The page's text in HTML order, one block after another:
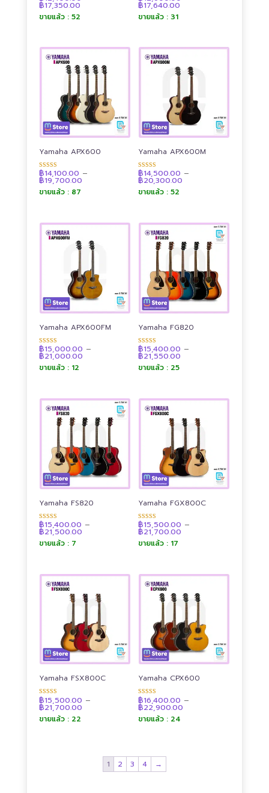
4.87
ตั้งแต่ 1-5
คะแนน
฿17,350.00Price
฿12,400.00
ขายแล้ว : 52
4.87
ตั้งแต่ 1-5
คะแนน
฿17,640.00Price
ขายแล้ว : 31
Yamaha APX600
ให้คะแนน
4.93
ตั้งแต่ 1-5
คะแนน
฿14,100.00 –
฿19,700.00Price
ขายแล้ว : 87
Yamaha APX600M
ให้คะแนน
4.90
ตั้งแต่ 1-5
คะแนน
฿14,500.00 –
฿20,300.00
ขายแล้ว : 52
Yamaha APX600FM
ให้คะแนน
4.91
ตั้งแต่ 1-5
คะแนน
฿15,000.00 –
฿21,000.00Price
ขายแล้ว : 12
Yamaha FG820
ให้คะแนน
4.89
ตั้งแต่ 1-5
คะแนน
฿15,400.00 –
฿21,550.00
ขายแล้ว : 25
Yamaha FS820
ให้คะแนน
4.92
ตั้งแต่ 1-5
คะแนน
฿15,400.00 –
฿21,500.00Price
ขายแล้ว : 7
Yamaha FGX800C
ให้คะแนน
4.90
ตั้งแต่ 1-5
คะแนน
฿15,500.00 –
฿21,700.00
ขายแล้ว : 17
Yamaha FSX800C
ให้คะแนน
4.90
ตั้งแต่ 1-5
คะแนน
฿15,500.00 –
฿21,700.00Price
ขายแล้ว : 22
Yamaha CPX600
ให้คะแนน
4.89
ตั้งแต่ 1-5
คะแนน
฿16,400.00 –
฿22,900.00
ขายแล้ว : 24
1 2 3 4 →